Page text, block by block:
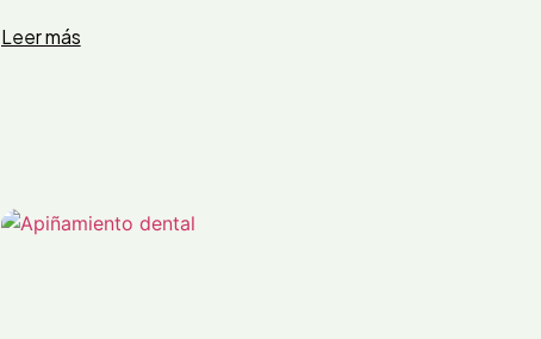
Leer más